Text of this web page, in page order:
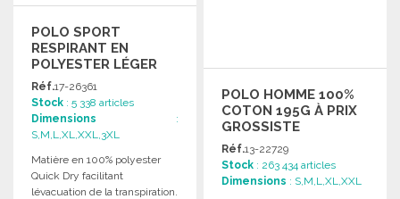
POLO SPORT
RESPIRANT EN
POLYESTER LÉGER
Réf.17-26361
Stock : 5 338 articles
Dimensions :
S,M,L,XL,XXL,3XL
Matière en 100% polyester
Quick Dry facilitant
lévacuation de la transpiration.
POLO HOMME 100%
COTON 195G À PRIX
GROSSISTE
Réf.13-22729
Stock : 263 434 articles
Dimensions : S,M,L,XL,XXL